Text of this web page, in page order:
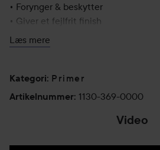
• Forynger & beskytter
• Giver et fejlfrit finish
• AllergyCertified
• Parfumefri
30 ml
Læs mere
Kategori: Primer
Artikelnummer: 1130-369-0000
Video